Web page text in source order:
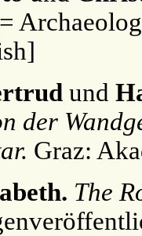
und
der
Graz:
The